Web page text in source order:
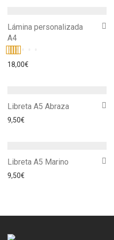
Lámina personalizada
A4
Valorado
18,00€
Libreta A5 Abraza
9,50€
Libreta A5 Marino
9,50€